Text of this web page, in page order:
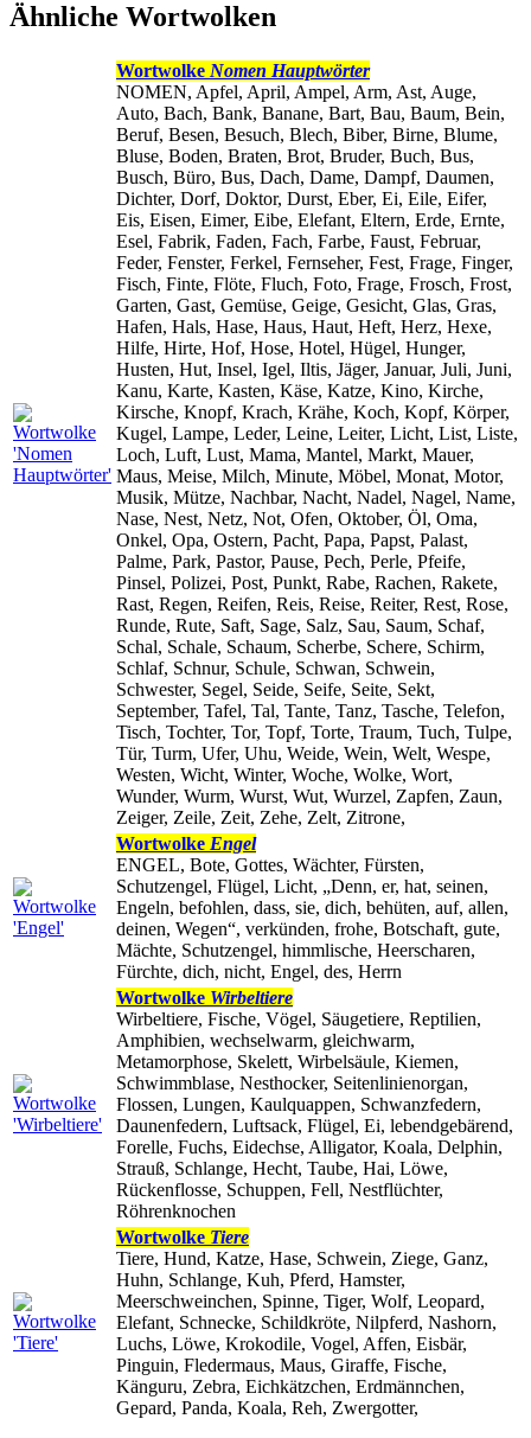
Ähnliche Wortwolken
Wortwolke Nomen Hauptwörter
NOMEN, Apfel, April, Ampel, Arm, Ast, Auge,
Auto, Bach, Bank, Banane, Bart, Bau, Baum, Bein,
Beruf, Besen, Besuch, Blech, Biber, Birne, Blume,
Bluse, Boden, Braten, Brot, Bruder, Buch, Bus,
Busch, Büro, Bus, Dach, Dame, Dampf, Daumen,
Dichter, Dorf, Doktor, Durst, Eber, Ei, Eile, Eifer,
Eis, Eisen, Eimer, Eibe, Elefant, Eltern, Erde, Ernte,
Esel, Fabrik, Faden, Fach, Farbe, Faust, Februar,
Feder, Fenster, Ferkel, Fernseher, Fest, Frage, Finger,
Fisch, Finte, Flöte, Fluch, Foto, Frage, Frosch, Frost,
Garten, Gast, Gemüse, Geige, Gesicht, Glas, Gras,
Hafen, Hals, Hase, Haus, Haut, Heft, Herz, Hexe,
Hilfe, Hirte, Hof, Hose, Hotel, Hügel, Hunger,
Husten, Hut, Insel, Igel, Iltis, Jäger, Januar, Juli, Juni,
Kanu, Karte, Kasten, Käse, Katze, Kino, Kirche,
Kirsche, Knopf, Krach, Krähe, Koch, Kopf, Körper,
Kugel, Lampe, Leder, Leine, Leiter, Licht, List, Liste,
Loch, Luft, Lust, Mama, Mantel, Markt, Mauer,
Maus, Meise, Milch, Minute, Möbel, Monat, Motor,
Musik, Mütze, Nachbar, Nacht, Nadel, Nagel, Name,
Nase, Nest, Netz, Not, Ofen, Oktober, Öl, Oma,
Onkel, Opa, Ostern, Pacht, Papa, Papst, Palast,
Palme, Park, Pastor, Pause, Pech, Perle, Pfeife,
Pinsel, Polizei, Post, Punkt, Rabe, Rachen, Rakete,
Rast, Regen, Reifen, Reis, Reise, Reiter, Rest, Rose,
Runde, Rute, Saft, Sage, Salz, Sau, Saum, Schaf,
Schal, Schale, Schaum, Scherbe, Schere, Schirm,
Schlaf, Schnur, Schule, Schwan, Schwein,
Schwester, Segel, Seide, Seife, Seite, Sekt,
September, Tafel, Tal, Tante, Tanz, Tasche, Telefon,
Tisch, Tochter, Tor, Topf, Torte, Traum, Tuch, Tulpe,
Tür, Turm, Ufer, Uhu, Weide, Wein, Welt, Wespe,
Westen, Wicht, Winter, Woche, Wolke, Wort,
Wunder, Wurm, Wurst, Wut, Wurzel, Zapfen, Zaun,
Zeiger, Zeile, Zeit, Zehe, Zelt, Zitrone,
Wortwolke Engel
ENGEL, Bote, Gottes, Wächter, Fürsten,
Schutzengel, Flügel, Licht, „Denn, er, hat, seinen,
Engeln, befohlen, dass, sie, dich, behüten, auf, allen,
deinen, Wegen“, verkünden, frohe, Botschaft, gute,
Mächte, Schutzengel, himmlische, Heerscharen,
Fürchte, dich, nicht, Engel, des, Herrn
Wortwolke Wirbeltiere
Wirbeltiere, Fische, Vögel, Säugetiere, Reptilien,
Amphibien, wechselwarm, gleichwarm,
Metamorphose, Skelett, Wirbelsäule, Kiemen,
Schwimmblase, Nesthocker, Seitenlinienorgan,
Flossen, Lungen, Kaulquappen, Schwanzfedern,
Daunenfedern, Luftsack, Flügel, Ei, lebendgebärend,
Forelle, Fuchs, Eidechse, Alligator, Koala, Delphin,
Strauß, Schlange, Hecht, Taube, Hai, Löwe,
Rückenflosse, Schuppen, Fell, Nestflüchter,
Röhrenknochen
Wortwolke Tiere
Tiere, Hund, Katze, Hase, Schwein, Ziege, Ganz,
Huhn, Schlange, Kuh, Pferd, Hamster,
Meerschweinchen, Spinne, Tiger, Wolf, Leopard,
Elefant, Schnecke, Schildkröte, Nilpferd, Nashorn,
Luchs, Löwe, Krokodile, Vogel, Affen, Eisbär,
Pinguin, Fledermaus, Maus, Giraffe, Fische,
Känguru, Zebra, Eichkätzchen, Erdmännchen,
Gepard, Panda, Koala, Reh, Zwergotter,